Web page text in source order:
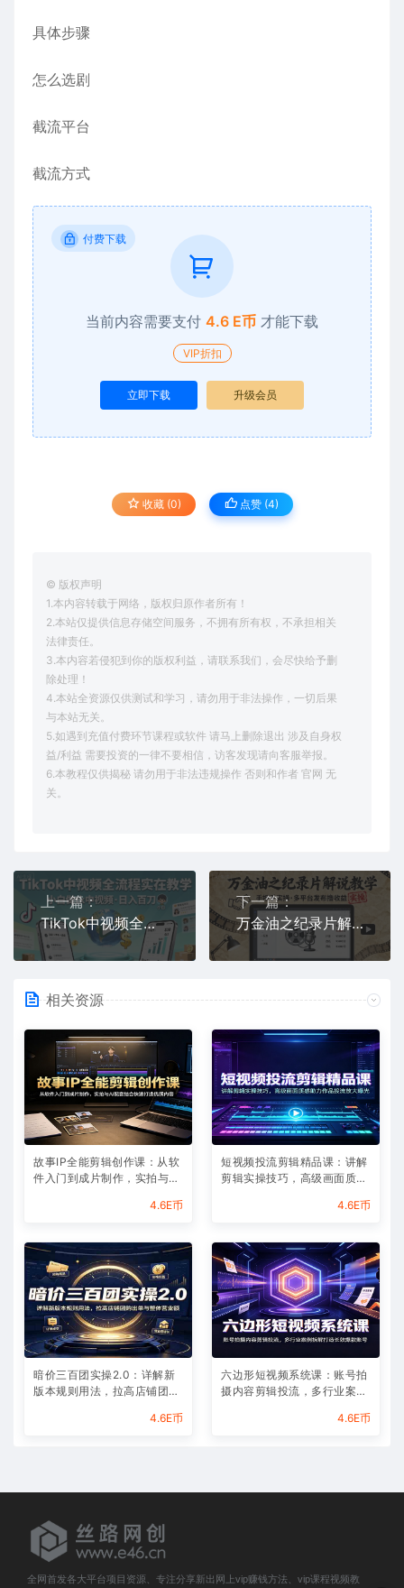
具体步骤
怎么选剧
截流平台
截流方式
付费下载
当前内容需要支付 4.6 E币 才能下载
VIP折扣
立即下载 升级会员
收藏 (0) 点赞 (4)
© 版权声明
1.本内容转载于网络，版权归原作者所有！
2.本站仅提供信息存储空间服务，不拥有所有权，不承担相关
法律责任。
3.本内容若侵犯到你的版权利益，请联系我们，会尽快给予删
除处理！
4.本站全资源仅供测试和学习，请勿用于非法操作，一切后果
与本站无关。
5.如遇到充值付费环节课程或软件 请马上删除退出 涉及自身权
益/利益 需要投资的一律不要相信，访客发现请向客服举报。
6.本教程仅供揭秘 请勿用于非法违规操作 否则和作者 官网 无
关。
上一篇：
TikTok中视频全流程实操教学，小白做tk中视频，日入百刀
下一篇：
万金油之纪录片解说教学，手把手教你，完全实操，多平台发布撸收益
相关资源
故事IP全能剪辑创作课：从软
件入门到成片制作，实拍与AI
4.6E币
短视频投流剪辑精品课：讲解
剪辑实操技巧，高级画面质感
4.6E币
暗价三百团实操2.0：详解新
版本规则用法，拉高店铺团购
4.6E币
六边形短视频系统课：账号拍
摄内容剪辑投流，多行业案例
4.6E币
全网首发各大平台项目资源、专注分享新出网上vip赚钱方法、vip课程视频教